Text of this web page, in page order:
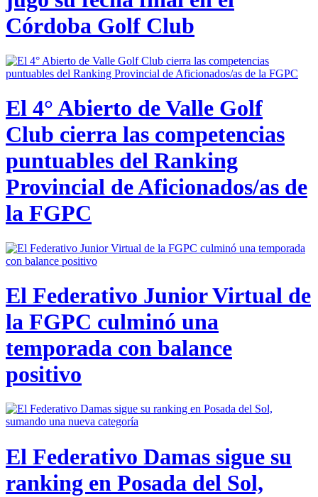
Córdoba Golf Club
El 4° Abierto de Valle Golf
Club cierra las competencias
puntuables del Ranking
Provincial de Aficionados/as de
la FGPC
El Federativo Junior Virtual de
la FGPC culminó una
temporada con balance
positivo
El Federativo Damas sigue su
ranking en Posada del Sol,